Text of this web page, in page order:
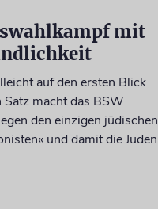
mit
auf den ersten Blick
Satz macht das BSW
den einzigen jüdischen
und damit die Juden